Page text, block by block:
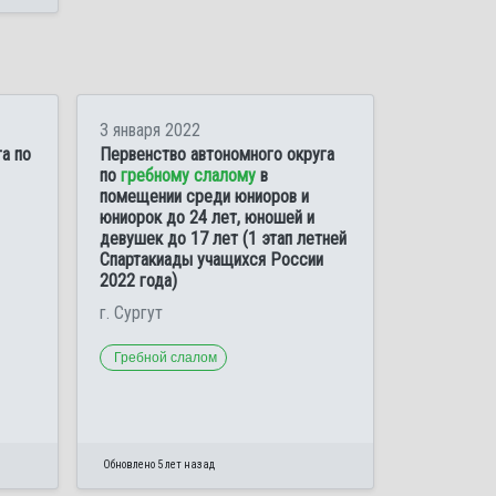
по
3 января 2022
Первенство автономного округа
по гребному слалому в
помещении среди юниоров и
юниорок до 24 лет, юношей и
девушек до 17 лет (1 этап летней
Спартакиады учащихся России
2022 года)
г. Сургут
Гребной слалом
Обновлено 5 лет назад